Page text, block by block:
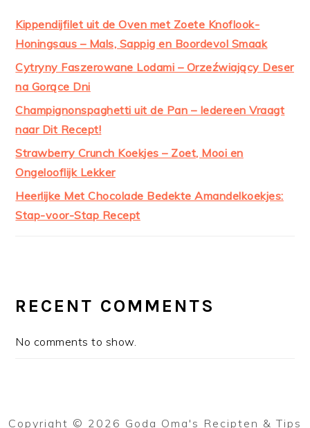
Kippendijfilet uit de Oven met Zoete Knoflook-
Honingsaus – Mals, Sappig en Boordevol Smaak
Cytryny Faszerowane Lodami – Orzeźwiający Deser
na Gorące Dni
Champignonspaghetti uit de Pan – Iedereen Vraagt
naar Dit Recept!
Strawberry Crunch Koekjes – Zoet, Mooi en
Ongelooflijk Lekker
Heerlijke Met Chocolade Bedekte Amandelkoekjes:
Stap-voor-Stap Recept
RECENT COMMENTS
No comments to show.
Copyright © 2026 Goda Oma's Recipten & Tips